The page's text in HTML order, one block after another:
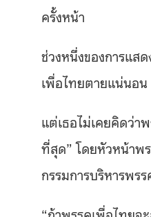
ครั้งหน้า
ช่วงหนึ่งของการแส
เพื่อไทยตายแน่นอ
แต่เธอไม่เคยคิดว่า
ที่สุด” โดยหัวหน้าพ
กรรมการบริหารพร